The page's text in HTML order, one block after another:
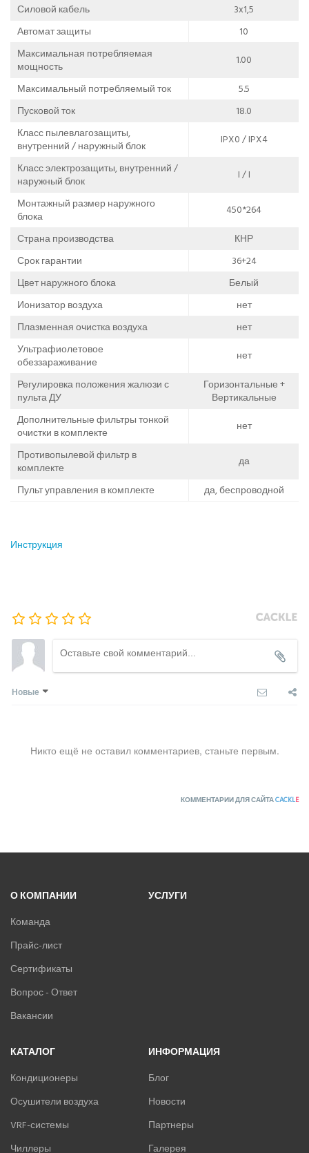
Силовой кабель
3x1,5
Автомат защиты
10
Максимальная потребляемая
мощность
1.00
Максимальный потребляемый ток
5.5
Пусковой ток
18.0
Класс пылевлагозащиты,
внутренний / наружный блок
IPX0 / IPX4
Класс электрозащиты, внутренний /
наружный блок
I / I
Монтажный размер наружного
блока
450*264
Страна производства
КНР
Срок гарантии
36+24
Цвет наружного блока
Белый
Ионизатор воздуха
нет
Плазменная очистка воздуха
нет
Ультрафиолетовое
обеззараживание
нет
Регулировка положения жалюзи с
пульта ДУ
Горизонтальные +
Вертикальные
Дополнительные фильтры тонкой
очистки в комплекте
нет
Противопылевой фильтр в
комплекте
да
Пульт управления в комплекте
да, беспроводной
Инструкция
Новые
Никто ещё не оставил комментариев, станьте первым.
КОММЕНТАРИИ ДЛЯ САЙТАCACKLE
О КОМПАНИИ
Команда
Прайс-лист
Сертификаты
Вопрос - Ответ
Вакансии
УСЛУГИ
КАТАЛОГ
Кондиционеры
Осушители воздуха
VRF-системы
Чиллеры
ИНФОРМАЦИЯ
Блог
Новости
Партнеры
Галерея